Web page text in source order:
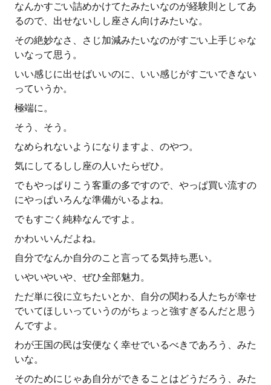
なんかすごい詰めかけてたみたいなのが経験則としてあ
るので、出せないしし座さん向けみたいな。
その絶妙なさ、さじ加減みたいなのがすごい上手じゃな
いなって思う。
いい感じに出せばいいのに、いい感じがすごいできない
っていうか。
極端に。
そう、そう。
なめられないようになりますよ、のやつ。
気にしてるしし座の人いたらぜひ。
でもやっぱりこう客重の多ですので、やっぱ買い流すの
にやっぱいろんな準備がいるよね。
でもすごく純粋なんですよ。
かわいいんだよね。
自分でなんか自分のこと言ってる気持ち悪い。
いやいやいや、ぜひ全部魅力。
ただ単に役に立ちたいとか、自分の関わる人たちが幸せ
でいてほしいっていうのがちょっと強すぎるんだと思う
んですよ。
わが王国の民は安便なく幸せでいるべきであろう、みた
いな。
そのためにじゃあ自分ができることはどうだろう、みた